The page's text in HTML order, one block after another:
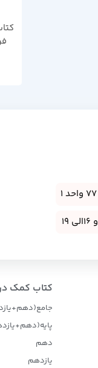
کتاب کمک
دهم
یازدهم